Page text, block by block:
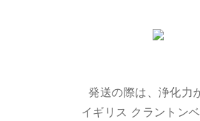
発送の際は、浄化力
イギリス クラントン